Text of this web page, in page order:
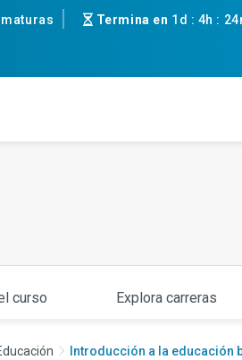
Termina en 1d : 4h :
curso Explora carreras
Introducción a la educación